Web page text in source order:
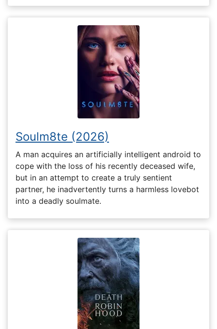
Soulm8te (2026)
A man acquires an artificially intelligent android to
cope with the loss of his recently deceased wife,
but in an attempt to create a truly sentient
partner, he inadvertently turns a harmless lovebot
into a deadly soulmate.